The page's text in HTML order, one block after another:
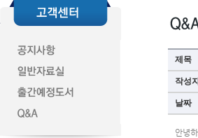
제목
작성
날짜
안녕